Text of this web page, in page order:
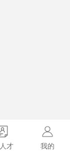
才 我的